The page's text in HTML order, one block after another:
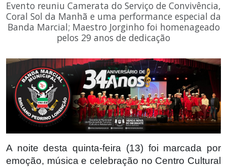
Evento reuniu Camerata do Serviço de Convivência,
Coral Sol da Manhã e uma performance especial da
Banda Marcial; Maestro Jorginho foi homenageado
pelos 29 anos de dedicação
A noite desta quinta-feira (13) foi marcada por
emoção, música e celebração no Centro Cultural